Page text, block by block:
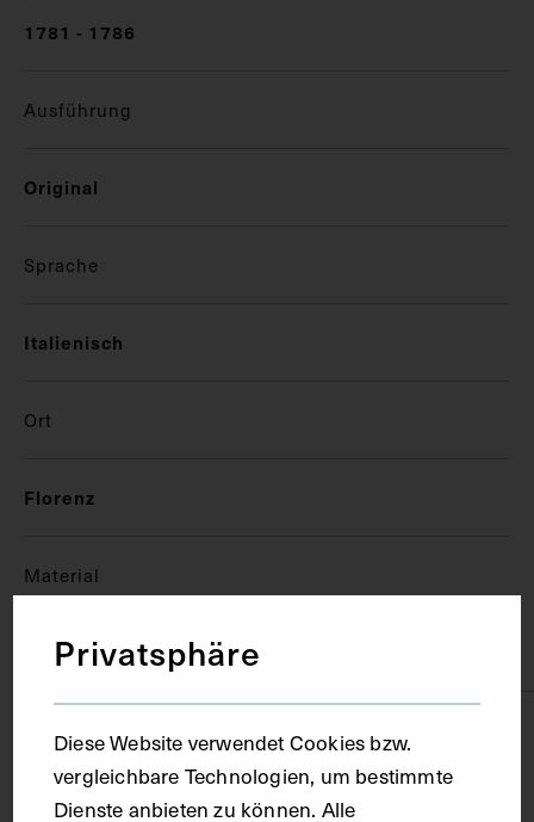
1781 - 1786
Ausführung
Original
Sprache
Italienisch
Ort
Florenz
Material
Papier
Handschrift
Privatsphäre
Diese Website verwendet Cookies bzw.
vergleichbare Technologien, um bestimmte
Dienste anbieten zu können. Alle